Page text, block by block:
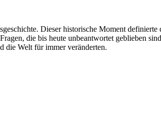
Dieser historische Moment
die bis heute unbeantwortet geblieben
die Welt für immer veränderten.